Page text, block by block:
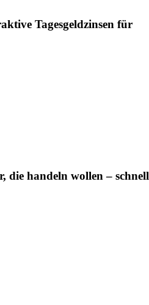
Tagesgeldzinsen für
die handeln wollen – schnell